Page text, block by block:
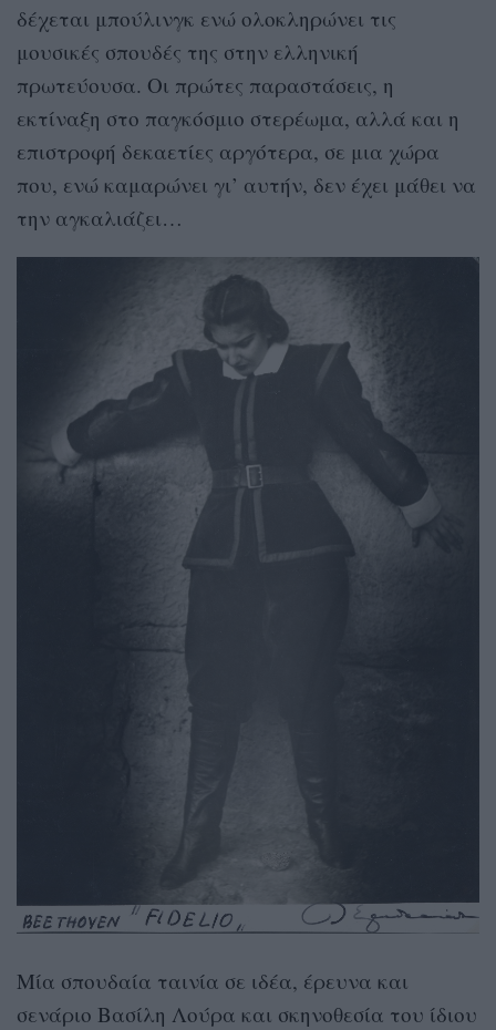
δέχεται μπούλινγκ ενώ ολοκληρώνει τις
μουσικές σπουδές της στην ελληνική
πρωτεύουσα. Οι πρώτες παραστάσεις, η
εκτίναξη στο παγκόσμιο στερέωμα, αλλά και η
επιστροφή δεκαετίες αργότερα, σε μια χώρα
που, ενώ καμαρώνει γι’ αυτήν, δεν έχει μάθει να
την αγκαλιάζει…
Μία σπουδαία ταινία σε ιδέα, έρευνα και
σενάριο Βασίλη Λούρα και σκηνοθεσία του ίδιου